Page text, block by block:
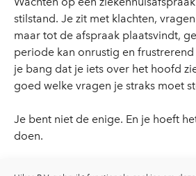
stilstand. Je zit met klachten,
maar tot de afspraak plaatsvindt,
periode kan onrustig en frustrerend
je bang dat je iets over het hoofd
goed welke vragen je straks moet
Je bent niet de enige. En je hoeft
doen.